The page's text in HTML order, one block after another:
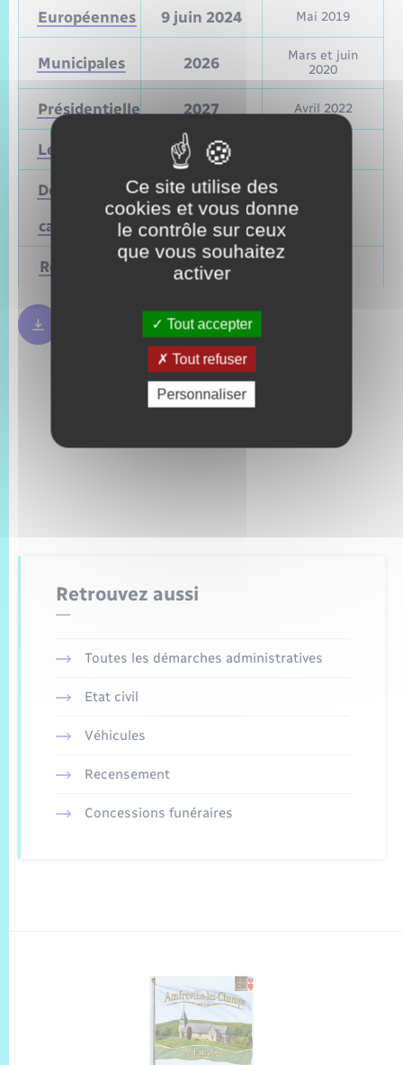
Européennes 9 juin 2024 Mai 2019
Municipales 2026
Mars et juin
2020
Présidentielle 2027 Avril 2022
Législatives 2027
Départementales
cantonales)
Mars 2028 Juin 2021
Régionales Mars 2028
Règles bulletin de vote 250.09 Ko
Retrouvez aussi
Toutes les démarches administratives
Etat civil
Véhicules
Recensement
Concessions funéraires
Ce site utilise des
cookies et vous donne
le contrôle sur ceux
que vous souhaitez
activer
Tout accepter
Tout refuser
Personnaliser